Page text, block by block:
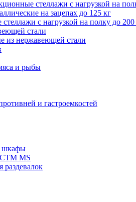
стеллажи с нагрузкой на
на зацепах до 125 кг
с нагрузкой на полку до 200
стали
из нержавеющей стали
и рыбы
и гастроемкостей
шкафы
MS